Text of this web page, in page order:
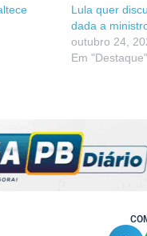
Lula quer
dada a
outubro 24,
Em "Destaque"